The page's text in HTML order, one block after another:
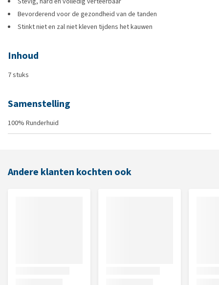
Bevorderend voor de gezondheid van de tanden
Stinkt niet en zal niet kleven tijdens het kauwen
Inhoud
7 stuks
Samenstelling
100% Runderhuid
Andere klanten kochten ook